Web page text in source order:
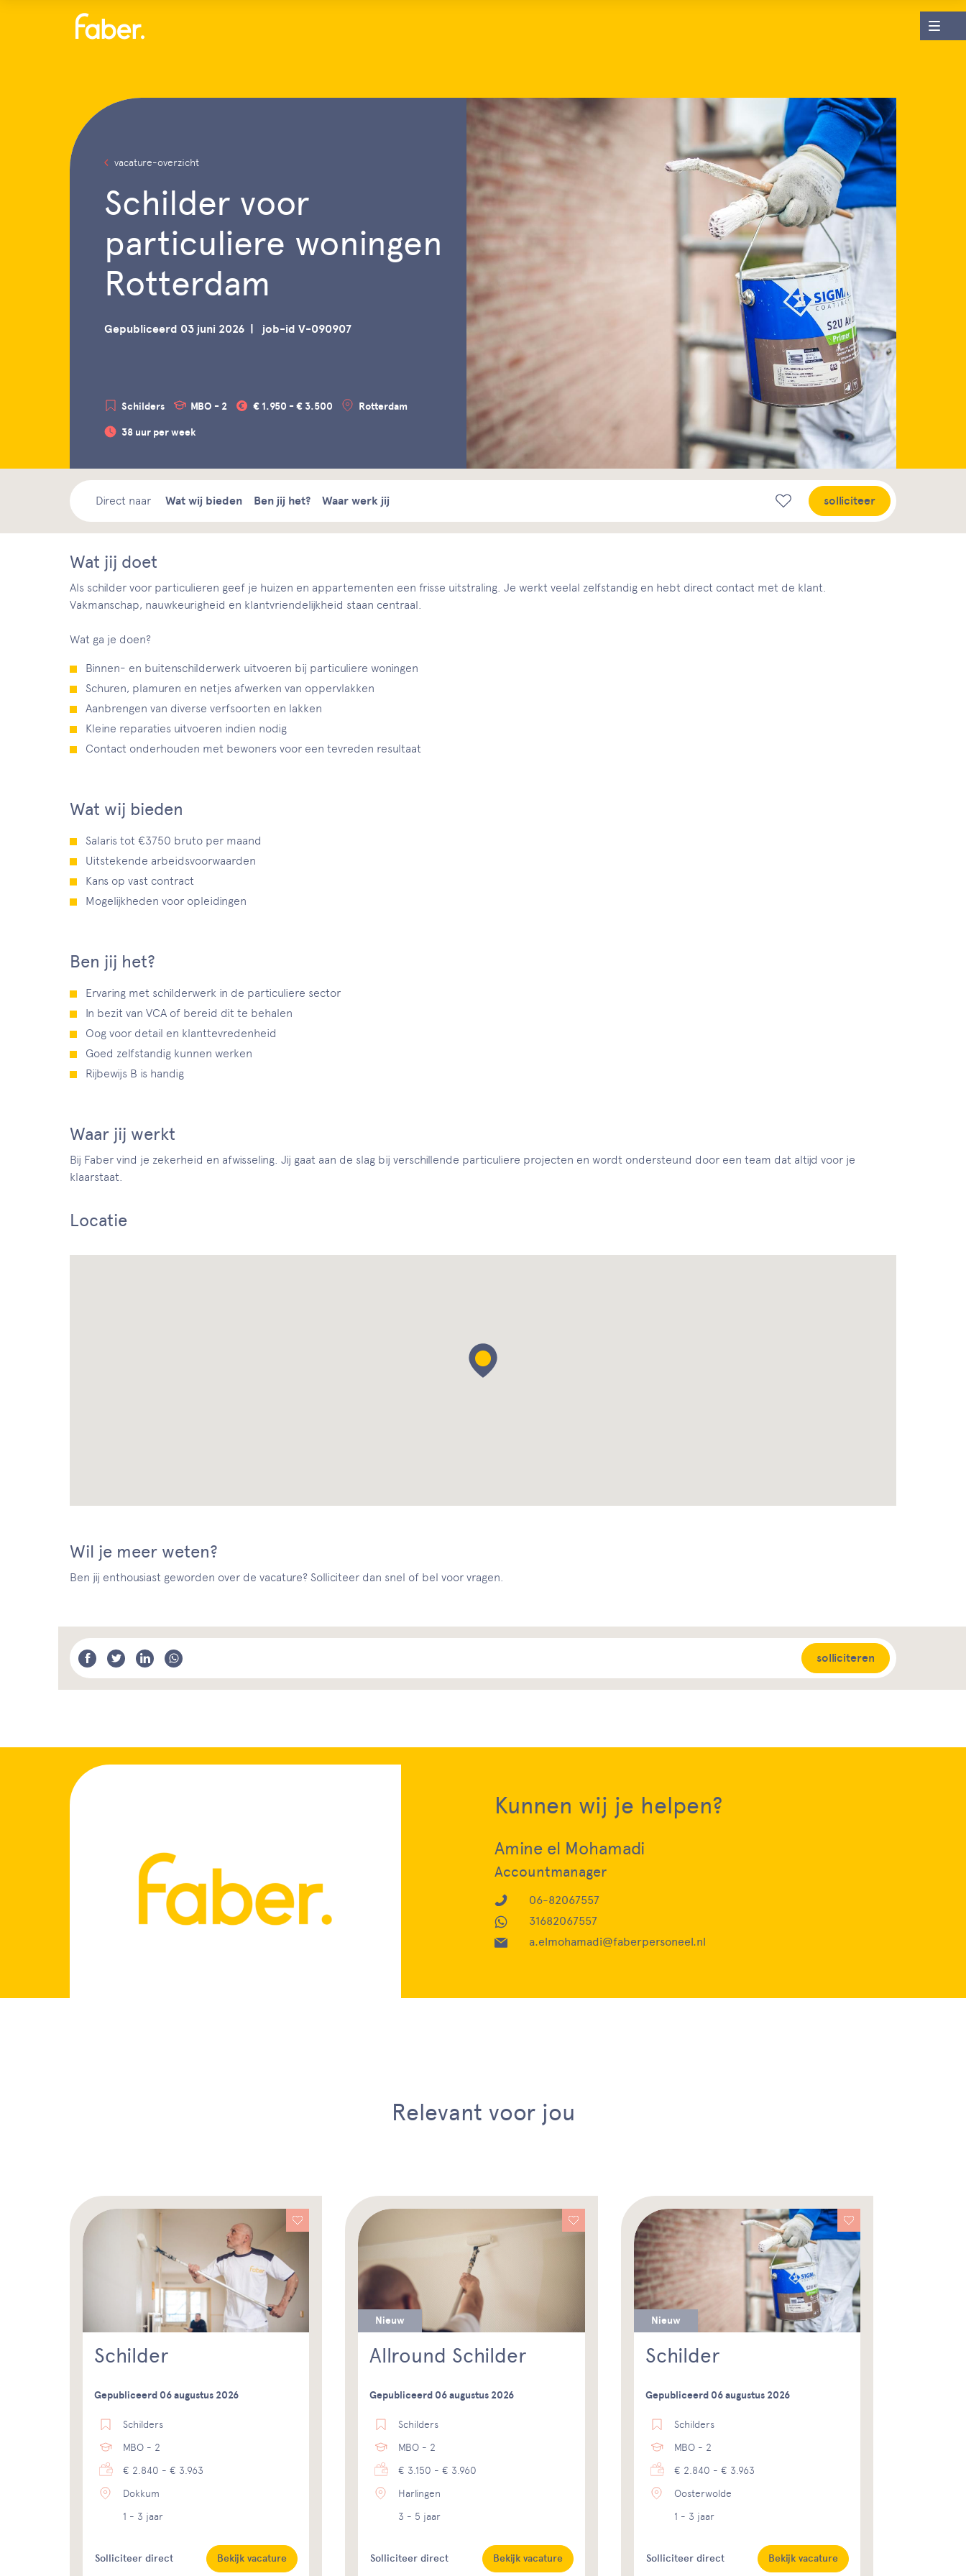
vacature-overzicht
Schilder voor
particuliere woningen
Rotterdam
Gepubliceerd 03 juni 2026 job-id V-090907
Schilders MBO - 2 € 1.950 - € 3.500 Rotterdam
38 uur per week
Direct naar Wat wij bieden Ben jij het? Waar werk jij solliciteer
Wat jij doet
Als schilder voor particulieren geef je huizen en appartementen een frisse uitstraling. Je werkt veelal zelfstandig en hebt direct contact met de klant.
Vakmanschap, nauwkeurigheid en klantvriendelijkheid staan centraal.
Wat ga je doen?
Binnen- en buitenschilderwerk uitvoeren bij particuliere woningen
Schuren, plamuren en netjes afwerken van oppervlakken
Aanbrengen van diverse verfsoorten en lakken
Kleine reparaties uitvoeren indien nodig
Contact onderhouden met bewoners voor een tevreden resultaat
Wat wij bieden
Salaris tot €3750 bruto per maand
Uitstekende arbeidsvoorwaarden
Kans op vast contract
Mogelijkheden voor opleidingen
Ben jij het?
Ervaring met schilderwerk in de particuliere sector
In bezit van VCA of bereid dit te behalen
Oog voor detail en klanttevredenheid
Goed zelfstandig kunnen werken
Rijbewijs B is handig
Waar jij werkt
Bij Faber vind je zekerheid en afwisseling. Jij gaat aan de slag bij verschillende particuliere projecten en wordt ondersteund door een team dat altijd voor je
klaarstaat.
Locatie
Wil je meer weten?
Ben jij enthousiast geworden over de vacature? Solliciteer dan snel of bel voor vragen.
solliciteren
Kunnen wij je helpen?
Amine el Mohamadi
Accountmanager
06-82067557
31682067557
a.elmohamadi@faberpersoneel.nl
Relevant voor jou
Schilder
Gepubliceerd 06 augustus 2026
Schilders
MBO - 2
€ 2.840 - € 3.963
Dokkum
1 - 3 jaar
Solliciteer direct Bekijk vacature
Nieuw
Allround Schilder
Gepubliceerd 06 augustus 2026
Schilders
MBO - 2
€ 3.150 - € 3.960
Harlingen
3 - 5 jaar
Solliciteer direct Bekijk vacature
Nieuw
Schilder
Gepubliceerd 06 augustus 2026
Schilders
MBO - 2
€ 2.840 - € 3.963
Oosterwolde
1 - 3 jaar
Solliciteer direct Bekijk vacature